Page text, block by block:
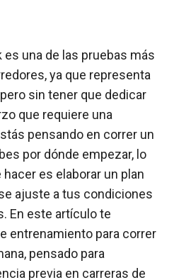
es una de las pruebas más
ya que representa
sin tener que dedicar
que requiere una
pensando en correr un
por dónde empezar, lo
es elaborar un plan
ajuste a tus condiciones
En este artículo te
entrenamiento para correr
pensado para
previa en carreras de